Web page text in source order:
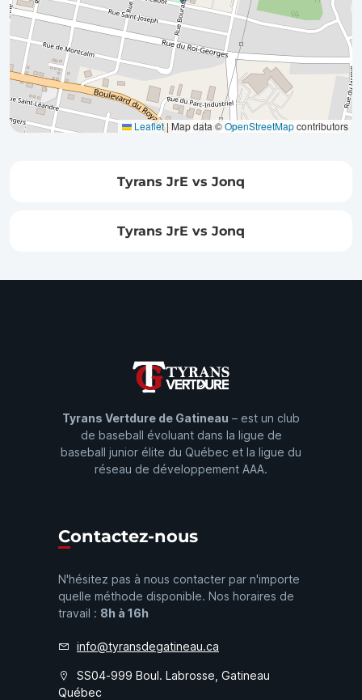
Leaflet|Map data ©OpenStreetMapcontributors
Tyrans JrE vs Jonq
Tyrans JrE vs Jonq
Tyrans Vertdure de Gatineau – est un club
de baseball évoluant dans la ligue de
baseball junior élite du Québec et la ligue du
réseau de développement AAA.
Contactez-nous
N'hésitez pas à nous contacter par n'importe
quelle méthode disponible. Nos horaires de
travail : 8h à 16h
info@tyransdegatineau.ca
SS04-999 Boul. Labrosse, Gatineau
Québec